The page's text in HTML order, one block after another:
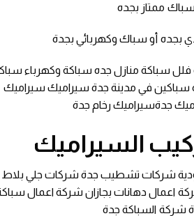
سباك ممتاز بجده
بجده أو سباك وكهربائي بجدة
سباكة منازل جده سباكة وكهرباء
سباكين في مدينة جدة سيراميك سيراميك
جدةسيراميك رخام جدة
السيراميك
شركات تشطيب جدة شركات جلي بلاط
اعمال دهانات بجازان شركة اعمال
شركة السباكة جدة